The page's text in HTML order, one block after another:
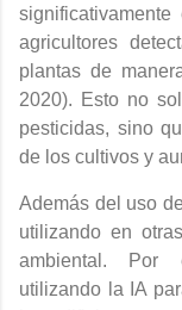
agricultores
plantas de
2020). Esto no
pesticidas, sino
de los cultivos y
Además del uso
utilizando en
ambiental. Por
utilizando la IA